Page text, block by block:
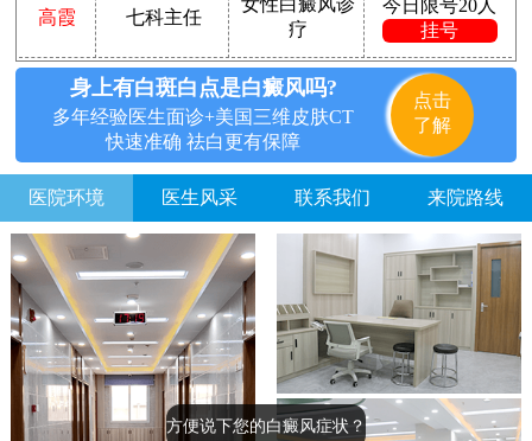
高霞 七科主任
疗
今日限号20人
挂号
身上有白斑白点是白癜风吗?
多年经验医生面诊+美国三维皮肤CT
快速准确 祛白更有保障
点击
了解
医院环境 医生风采 联系我们 来院路线
方便说下您的白癜风症状？